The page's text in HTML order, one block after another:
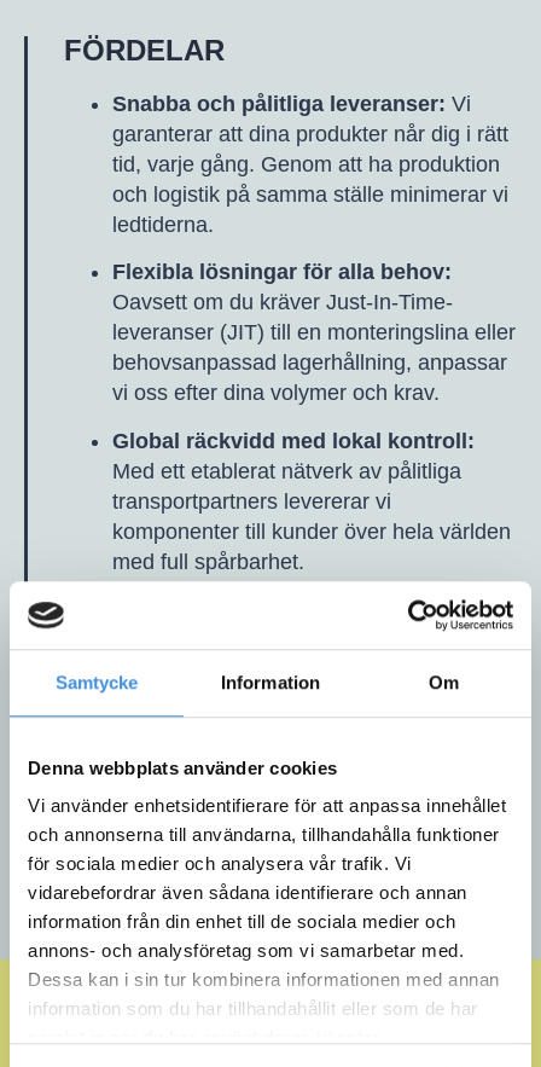
Samtycke Information Om
Denna webbplats använder cookies
Vi använder enhetsidentifierare för att anpassa innehållet
och annonserna till användarna, tillhandahålla funktioner
för sociala medier och analysera vår trafik. Vi
vidarebefordrar även sådana identifierare och annan
information från din enhet till de sociala medier och
annons- och analysföretag som vi samarbetar med.
Dessa kan i sin tur kombinera informationen med annan
information som du har tillhandahållit eller som de har
FÖRDELAR
Snabba och pålitliga leveranser: Vi
garanterar att dina produkter når dig i rätt
tid, varje gång. Genom att ha produktion
och logistik på samma ställe minimerar vi
ledtiderna.
Flexibla lösningar för alla behov:
Oavsett om du kräver Just-In-Time-
leveranser (JIT) till en monteringslina eller
behovsanpassad lagerhållning, anpassar
vi oss efter dina volymer och krav.
Global räckvidd med lokal kontroll:
Med ett etablerat nätverk av pålitliga
transportpartners levererar vi
komponenter till kunder över hela världen
med full spårbarhet.
Miljömedvetenhet i varje led:Vi arbetar
aktivt för att minska vår miljöpåverkan
genom att optimera transporter och